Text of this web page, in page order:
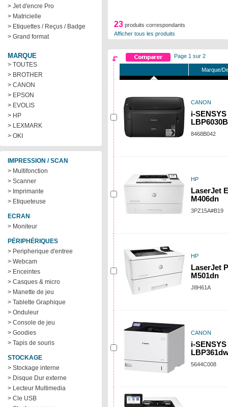
> Jet d'encre Pro
> Matricielle
> Etiquettes / Reçus / Badge
> Grand format
MARQUE
> TOUTES
> BROTHER
> CANON
> EPSON
> EVOLIS
> HP
> LEXMARK
> OKI
IMPRESSION / SCAN
> Multifonction
> Scanner
> Imprimante
> Etiqueteuse
ECRAN
> Moniteur
PÉRIPHÉRIQUES
> Peripherique d'entree
> Webcam
> Enceintes
> Casques & micro
> Manette de jeu
> Tablette Graphique
> Onduleur
> Console de jeu
> Goodies
> Tapis de souris
STOCKAGE
> Stockage interne
> Disque Dur externe
> Lecteur Multimedia
> Cle USB
23 produits correspondants
Afficher tous les produits
Page 1 sur 2
Marque/
CANON
i-SENSYS
LBP6030B
8468B042
HP
LaserJet
M406dn
3PZ15A#B19
HP
LaserJet
M501dn
J8H61A
CANON
i-SENSYS
5644C008